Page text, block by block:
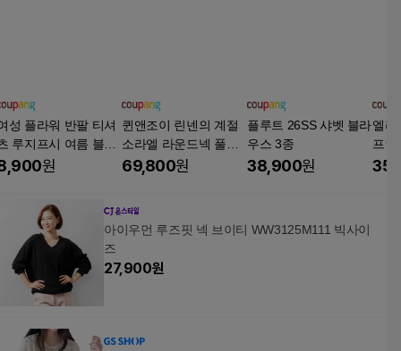
성 플라워 반팔 티셔
루지프시 여름 블라
스
원
퀸앤조이 린넨의 계절
소라엘 라운드넥 풀오
버 반팔 티블라우스
69,800원
플루트 26SS 샤벳 블라
우스 3종
38,900원
엘라
프릴
폰
아이우먼 루즈핏 넥 브이티 WW3125M111 빅사이
즈
27,900원